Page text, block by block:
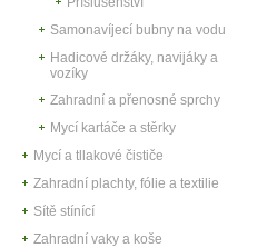
Samonavíjecí bubny na vodu
Hadicové držáky, navijáky a
vozíky
Zahradní a přenosné sprchy
Mycí kartáče a stěrky
Mycí a tllakové čističe
Zahradní plachty, fólie a textilie
Sítě stínící
Zahradní vaky a koše